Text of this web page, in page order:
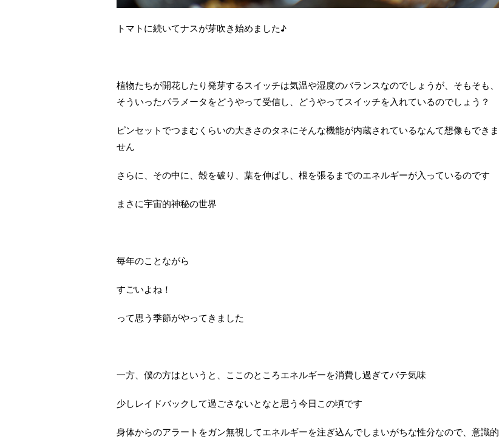
トマトに続いてナスが芽吹き始めました♪
植物たちが開花したり発芽するスイッチは気温や湿度のバランスなのでしょうが、そもそも、
そういったパラメータをどうやって受信し、どうやってスイッチを入れているのでしょう？
ピンセットでつまむくらいの大きさのタネにそんな機能が内蔵されているなんて想像もできま
せん
さらに、その中に、殻を破り、葉を伸ばし、根を張るまでのエネルギーが入っているのです
まさに宇宙的神秘の世界
毎年のことながら
すごいよね！
って思う季節がやってきました
一方、僕の方はというと、ここのところエネルギーを消費し過ぎてバテ気味
少しレイドバックして過ごさないとなと思う今日この頃です
身体からのアラートをガン無視してエネルギーを注ぎ込んでしまいがちな性分なので、意識的